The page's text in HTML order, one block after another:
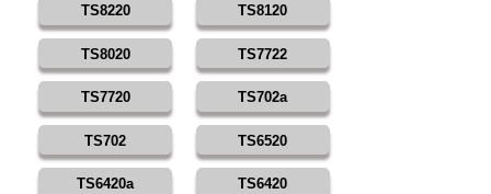
TS8220 TS8120
TS8020 TS7722
TS7720 TS702a
TS702 TS6520
TS6420a TS6420